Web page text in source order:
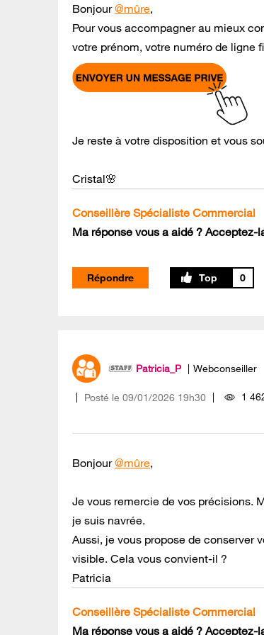
Bonjour@mûre,
Pour vous accompagner au mieux
votre prénom, votre numéro de ligne
Je reste à votre disposition et vous
Cristal🌸
Conseillère Spécialiste Commercial
Ma réponse vous a aidé ? Acceptez-
Répondre 0
Patricia_P Webconseiller
Posté le ‎09/01/2026 19h30 1
Bonjour@mûre,
Je vous remercie de vos précisions.
je suis navrée.
Aussi, je vous propose de conserver
visible. Cela vous convient-il ?
Patricia
Conseillère Spécialiste Commercial
Ma réponse vous a aidé ? Acceptez-